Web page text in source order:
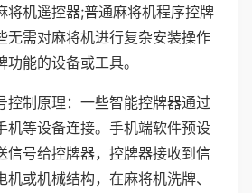
将机遥控器;普通麻将机程序控牌
无需对麻将机进行复杂安装操作
能的设备或工具。
控制原理：一些智能控牌器通过
机等设备连接。手机端软件预设
信号给控牌器，控牌器接收到信
或机械结构，在麻将机洗牌、